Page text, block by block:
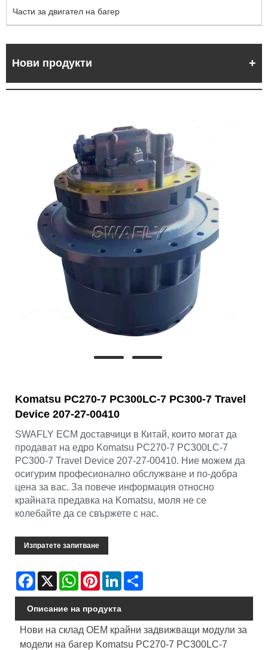
Части за двигател на багер
Нови продукти
Komatsu PC270-7 PC300LC-7 PC300-7 Travel
Device 207-27-00410
SWAFLY ECM доставчици в Китай, които могат да
продават на едро Komatsu PC270-7 PC300LC-7
PC300-7 Travel Device 207-27-00410. Ние можем да
осигурим професионално обслужване и по-добра
цена за вас. За повече информация относно
крайната предавка на Komatsu, моля не се
колебайте да се свържете с нас.
Изпратете запитване
Facebook
X WhatsAppPinterestLinkedIn
Описание на продукта
Нови на склад OEM крайни задвижващи модули за
модели на багер Komatsu PC270-7 PC300LC-7